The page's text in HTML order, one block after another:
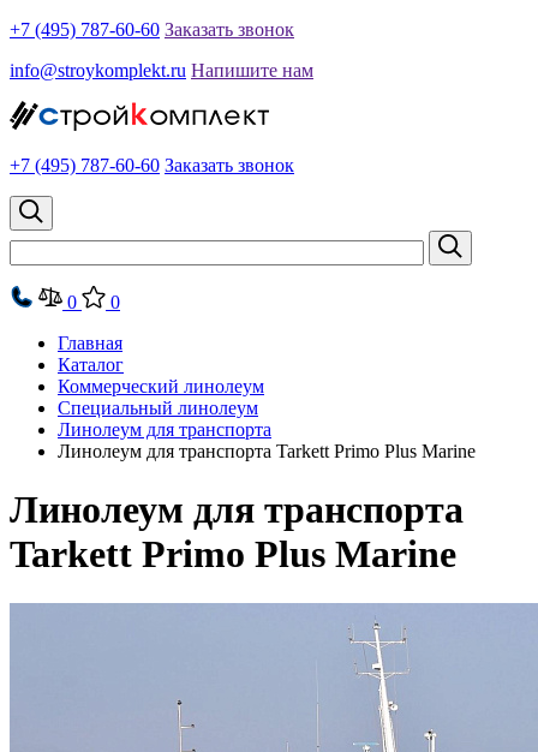
+7 (495) 787-60-60 Заказать звонок
info@stroykomplekt.ru Напишите нам
+7 (495) 787-60-60 Заказать звонок
0
0
Главная
Каталог
Коммерческий линолеум
Специальный линолеум
Линолеум для транспорта
Линолеум для транспорта Tarkett Primo Plus Marine
Линолеум для транспорта
Tarkett Primo Plus Marine